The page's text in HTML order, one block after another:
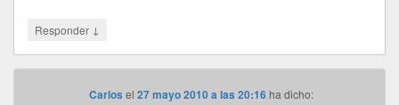
Responder ↓
Carlos el27 mayo 2010 a las 20:16 ha dicho: